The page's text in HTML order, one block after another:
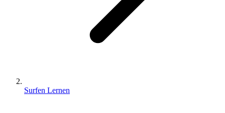
Surfen Lernen